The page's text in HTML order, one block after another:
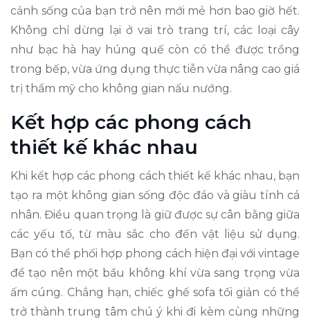
cảnh sống của bạn trở nên mới mẻ hơn bao giờ hết.
Không chỉ dừng lại ở vai trò trang trí, các loại cây
như bạc hà hay húng quế còn có thể được trồng
trong bếp, vừa ứng dụng thực tiễn vừa nâng cao giá
trị thẩm mỹ cho không gian nấu nướng.
Kết hợp các phong cách
thiết kế khác nhau
Khi kết hợp các phong cách thiết kế khác nhau, bạn
tạo ra một không gian sống độc đáo và giàu tính cá
nhân. Điều quan trọng là giữ được sự cân bằng giữa
các yếu tố, từ màu sắc cho đến vật liệu sử dụng.
Bạn có thể phối hợp phong cách hiện đại với vintage
để tạo nên một bầu không khí vừa sang trọng vừa
ấm cúng. Chẳng hạn, chiếc ghế sofa tối giản có thể
trở thành trung tâm chú ý khi đi kèm cùng những